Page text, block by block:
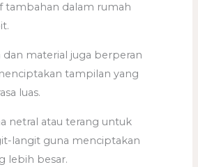
tambahan dalam rumah
dan material juga berperan
tampilan yang
luas.
netral atau terang untuk
langit guna menciptakan
lebih besar.